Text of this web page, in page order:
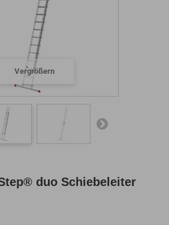
Vergrößern
duo Schiebeleiter